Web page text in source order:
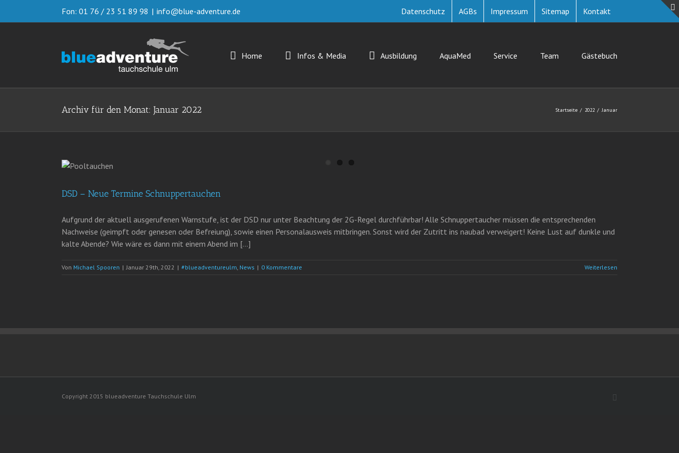
Fon: 01 76 / 23 51 89 98 | info@blue-adventure.de Datenschutz AGBs Impressum Sitemap Kontakt
Home Infos & Media Ausbildung AquaMed Service Team Gästebuch
Archiv für den Monat: Januar 2022 Startseite 2022 Januar
DSD – Neue Termine Schnuppertauchen
Aufgrund der aktuell ausgerufenen Warnstufe, ist der DSD nur unter Beachtung der 2G-Regel durchführbar! Alle Schnuppertaucher müssen die entsprechenden
Nachweise (geimpft oder genesen oder Befreiung), sowie einen Personalausweis mitbringen. Sonst wird der Zutritt ins naubad verweigert! Keine Lust auf dunkle und
kalte Abende? Wie wäre es dann mit einem Abend im [...]
Von Michael Spooren | Januar 29th, 2022 | #blueadventureulm, News | 0 Kommentare Weiterlesen
Copyright 2015 blueadventure Tauchschule Ulm